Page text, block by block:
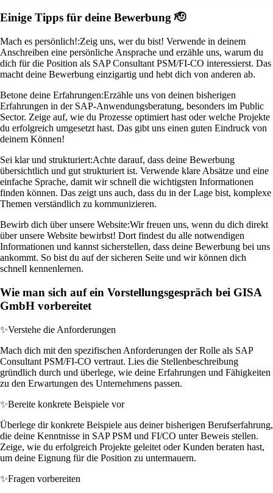
Einige Tipps für deine Bewerbung 🫡
Mach es persönlich!:Zeig uns, wer du bist! Verwende in deinem
Anschreiben eine persönliche Ansprache und erzähle uns, warum du
dich für die Position als SAP Consultant PSM/FI-CO interessierst. Das
macht deine Bewerbung einzigartig und hebt dich von anderen ab.
Betone deine Erfahrungen:Erzähle uns von deinen bisherigen
Erfahrungen in der SAP-Anwendungsberatung, besonders im Public
Sector. Zeige auf, wie du Prozesse optimiert hast oder welche Projekte
du erfolgreich umgesetzt hast. Das gibt uns einen guten Eindruck von
deinem Können!
Sei klar und strukturiert:Achte darauf, dass deine Bewerbung
übersichtlich und gut strukturiert ist. Verwende klare Absätze und eine
einfache Sprache, damit wir schnell die wichtigsten Informationen
finden können. Das zeigt uns auch, dass du in der Lage bist, komplexe
Themen verständlich zu kommunizieren.
Bewirb dich über unsere Website:Wir freuen uns, wenn du dich direkt
über unsere Website bewirbst! Dort findest du alle notwendigen
Informationen und kannst sicherstellen, dass deine Bewerbung bei uns
ankommt. So bist du auf der sicheren Seite und wir können dich
schnell kennenlernen.
Wie man sich auf ein Vorstellungsgespräch bei GISA
GmbH vorbereitet
✨Verstehe die Anforderungen
Mach dich mit den spezifischen Anforderungen der Rolle als SAP
Consultant PSM/FI-CO vertraut. Lies die Stellenbeschreibung
gründlich durch und überlege, wie deine Erfahrungen und Fähigkeiten
zu den Erwartungen des Unternehmens passen.
✨Bereite konkrete Beispiele vor
Überlege dir konkrete Beispiele aus deiner bisherigen Berufserfahrung,
die deine Kenntnisse in SAP PSM und FI/CO unter Beweis stellen.
Zeige, wie du erfolgreich Projekte geleitet oder Kunden beraten hast,
um deine Eignung für die Position zu untermauern.
✨Fragen vorbereiten